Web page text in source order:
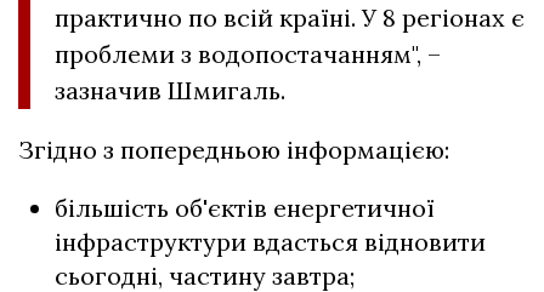
практично по всій країні. У 8 регіонах є
проблеми з водопостачанням", –
зазначив Шмигаль.
Згідно з попередньою інформацією:
більшість об'єктів енергетичної
інфраструктури вдасться відновити
сьогодні, частину завтра;